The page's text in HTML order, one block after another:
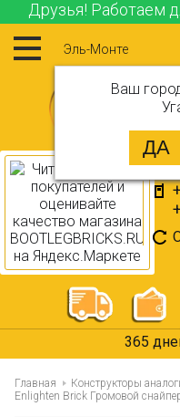
Друзья! Работаем
Эль-Монте
Ваш
365
Главная Конструкторы
Enlighten Brick Громовой